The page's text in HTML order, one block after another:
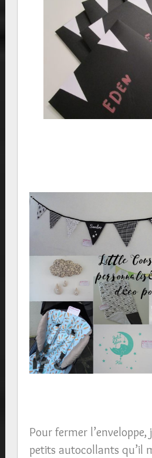
Pour fermer l’enveloppe,
petits autocollants qu’il